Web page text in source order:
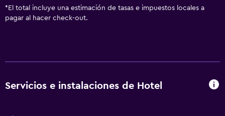
* El total incluye una estimación de tasas e impuestos locales a
pagar al hacer check-out.
Servicios e instalaciones de Hotel